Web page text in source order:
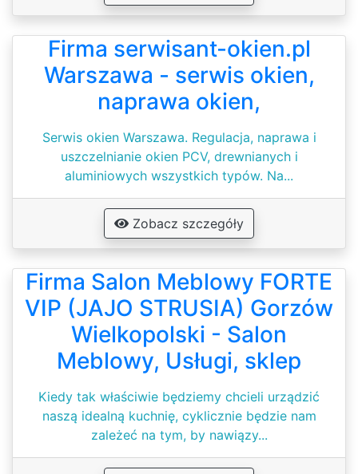
Firma serwisant-okien.pl
Warszawa - serwis okien,
naprawa okien,
Serwis okien Warszawa. Regulacja, naprawa i
uszczelnianie okien PCV, drewnianych i
aluminiowych wszystkich typów. Na...
Zobacz szczegóły
Firma Salon Meblowy FORTE
VIP (JAJO STRUSIA) Gorzów
Wielkopolski - Salon
Meblowy, Usługi, sklep
Kiedy tak właściwie będziemy chcieli urządzić
naszą idealną kuchnię, cyklicznie będzie nam
zależeć na tym, by nawiązy...